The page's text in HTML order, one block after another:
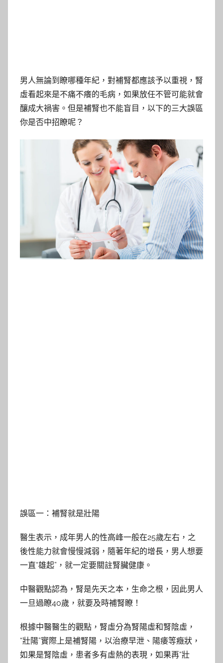
男人無論到瞭哪種年紀，對補腎都應該予以重視，腎
虛看起來是不痛不癢的毛病，如果放任不管可能就會
釀成大禍害。但是補腎也不能盲目，以下的三大誤區
你是否中招瞭呢？
誤區一：補腎就是壯陽
醫生表示，成年男人的性高峰一般在25歲左右，之
後性能力就會慢慢減弱，隨著年紀的增長，男人想要
一直“雄起”，就一定要關註腎臟健康。
中醫觀點認為，腎是先天之本，生命之根，因此男人
一旦過瞭40歲，就要及時補腎瞭！
根據中醫醫生的觀點，腎虛分為腎陽虛和腎陰虛，
“壯陽”實際上是補腎陽，以治療早泄、陽痿等癥狀，
如果是腎陰虛，患者多有虛熱的表現，如果再“壯